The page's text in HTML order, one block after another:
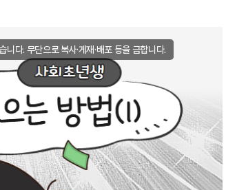
다. 무단으로 복사·게재·배포 등을 금합니다.